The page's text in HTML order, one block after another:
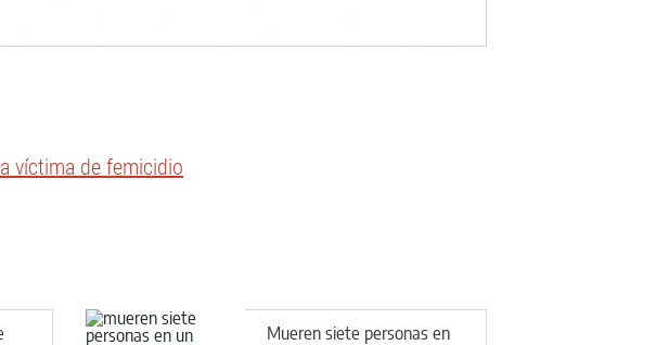
víctima de femicidio
Mueren siete personas en